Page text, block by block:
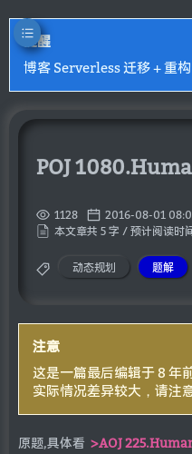
提醒
博客 Serverless 迁移 + 重
POJ
1128 2016-08-01
本文章共 5 字 / 预计阅读时
动态规划 题解
注意
这是一篇最后编辑于 8 年
实际情况差异较大，请注
原题,具体看 >AOJ